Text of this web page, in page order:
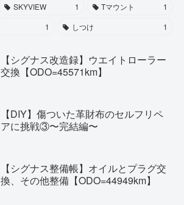
SKYVIEW 1 Tマウント
1
1 しつけ 1
【シグナス改造録】ウエイトローラー
交換【ODO=45571km】
【DIY】傷ついた革財布のセルフリペ
アに挑戦③〜完結編〜
【シグナス整備帳】オイルとプラグ交
換、その他整備【ODO=44949km】